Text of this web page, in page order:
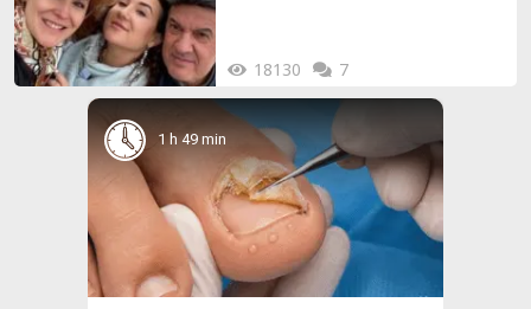
18130 7
1 h 49 min